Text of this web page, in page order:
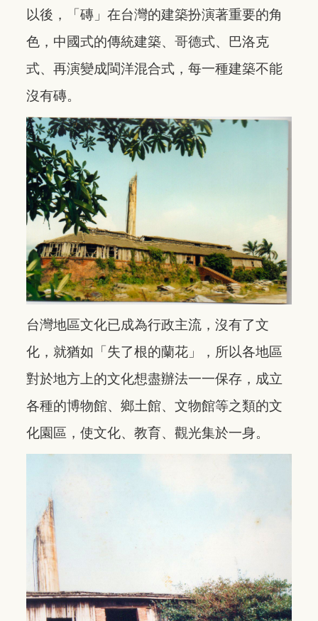
以後，「磚」在台灣的建築扮演著重要的角
色，中國式的傳統建築、哥德式、巴洛克
式、再演變成閩洋混合式，每一種建築不能
沒有磚。
台灣地區文化已成為行政主流，沒有了文
化，就猶如「失了根的蘭花」，所以各地區
對於地方上的文化想盡辦法一一保存，成立
各種的博物館、鄉土館、文物館等之類的文
化園區，使文化、教育、觀光集於一身。